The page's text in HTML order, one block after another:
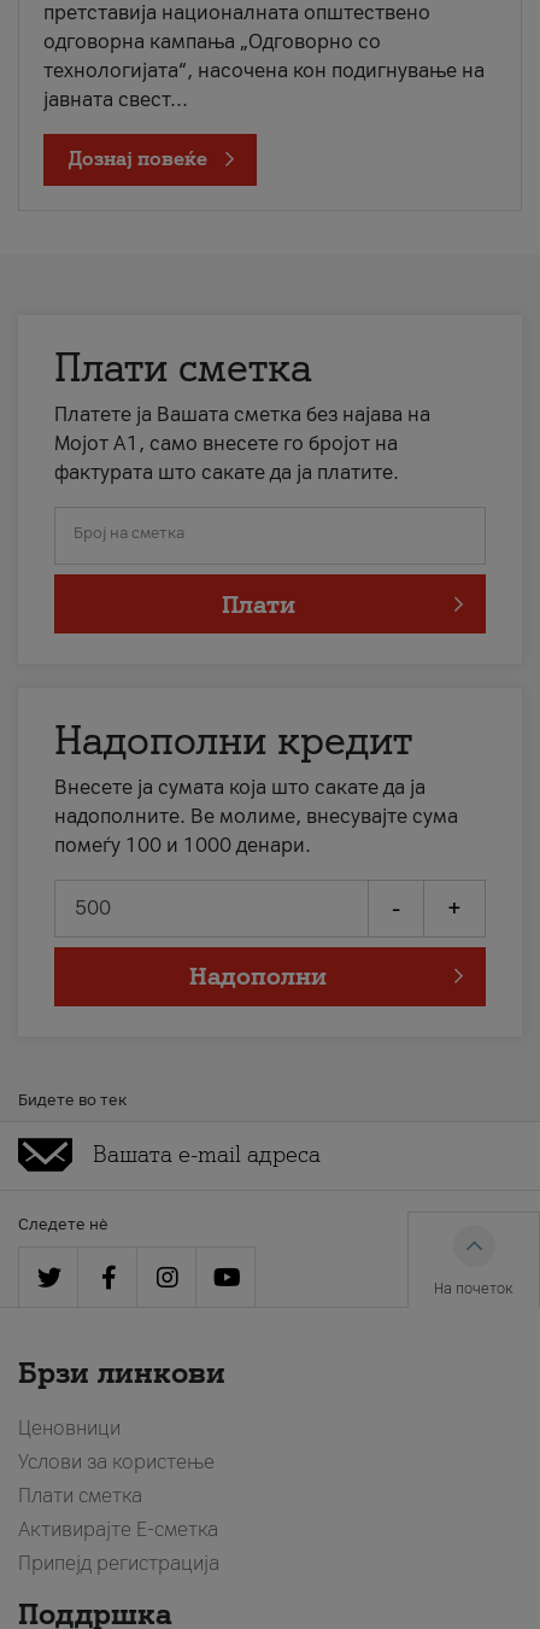
претставија националната општествено
одговорна кампања „Одговорно со
технологијата“, насочена кон подигнување на
јавната свест...
Дознај повеќе
Плати сметка
Платете ја Вашата сметка без најава на
Мојот А1, само внесете го бројот на
фактурата што сакате да ја платите.
Број на сметка
Плати
Надополни кредит
Внесете ја сумата која што сакате да ја
надополните. Ве молиме, внесувајте сума
помеѓу 100 и 1000 денари.
- +
Надополни
Бидете во тек
Следете нè
На почеток
Брзи линкови
Ценовници
Услови за користење
Плати сметка
Активирајте Е-сметка
Припејд регистрација
Поддршка